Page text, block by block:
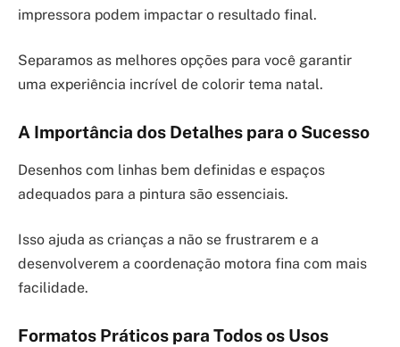
impressora podem impactar o resultado final.
Separamos as melhores opções para você garantir
uma experiência incrível de colorir tema natal.
A Importância dos Detalhes para o Sucesso
Desenhos com linhas bem definidas e espaços
adequados para a pintura são essenciais.
Isso ajuda as crianças a não se frustrarem e a
desenvolverem a coordenação motora fina com mais
facilidade.
Formatos Práticos para Todos os Usos